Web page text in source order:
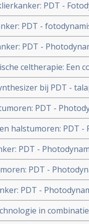
PDT -
toegevoegd..
PDT -
en recidief van
PDT -
bij
celtherapie: Een
door dendritische
waar debij PDT -
goedgekeurd voor
PDT -
verdubbelt
hersentumoren -
halstumoren: PDT -
halstumoren
PDT -
bacteriële infectie
PDT -
vanuit
PDT -
(asbestkanker)
in